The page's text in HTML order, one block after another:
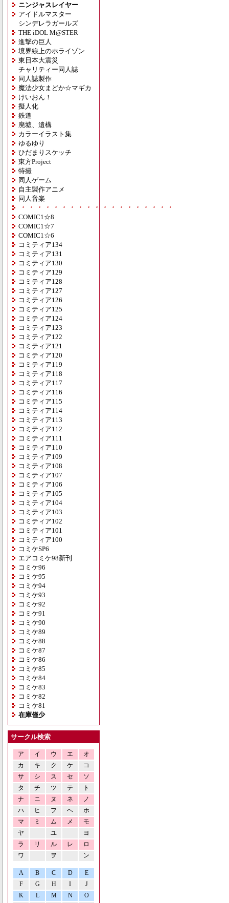
ニンジャスレイヤー
アイドルマスター
シンデレラガールズ
THE iDOL M@STER
進撃の巨人
境界線上のホライゾン
東日本大震災
チャリティー同人誌
同人誌製作
魔法少女まどか☆マギカ
けいおん！
擬人化
鉄道
廃墟、遺構
カラーイラスト集
ゆるゆり
ひだまりスケッチ
東方Project
特撮
同人ゲーム
自主製作アニメ
同人音楽
・・・・・・・・・・・・・・・・・・・
COMIC1☆8
COMIC1☆7
COMIC1☆6
コミティア134
コミティア131
コミティア130
コミティア129
コミティア128
コミティア127
コミティア126
コミティア125
コミティア124
コミティア123
コミティア122
コミティア121
コミティア120
コミティア119
コミティア118
コミティア117
コミティア116
コミティア115
コミティア114
コミティア113
コミティア112
コミティア111
コミティア110
コミティア109
コミティア108
コミティア107
コミティア106
コミティア105
コミティア104
コミティア103
コミティア102
コミティア101
コミティア100
コミケSP6
エアコミケ98新刊
コミケ96
コミケ95
コミケ94
コミケ93
コミケ92
コミケ91
コミケ90
コミケ89
コミケ88
コミケ87
コミケ86
コミケ85
コミケ84
コミケ83
コミケ82
コミケ81
在庫僅少
サークル検索
ア イ ウ エ
オ
カ
キ ク ケ
コ
サ
シ ス セ
ソ
タ
チ ツ テ
ト
ナ
ニ ヌ ネ
ノ
ハ
ヒ フ ヘ
ホ
マ
ミ ム メ
モ
ヤ
ユ
ヨ
ラ
リ ル レ
ロ
ワ
ヲ ン
A B C D
E
F
G H I
J
K
L M N O